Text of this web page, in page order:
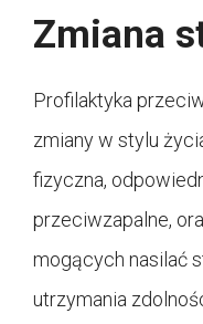
Zmiana
Profilaktyka
zmiany w stylu
fizyczna,
przeciwzapalne,
mogących nasilać
utrzymania